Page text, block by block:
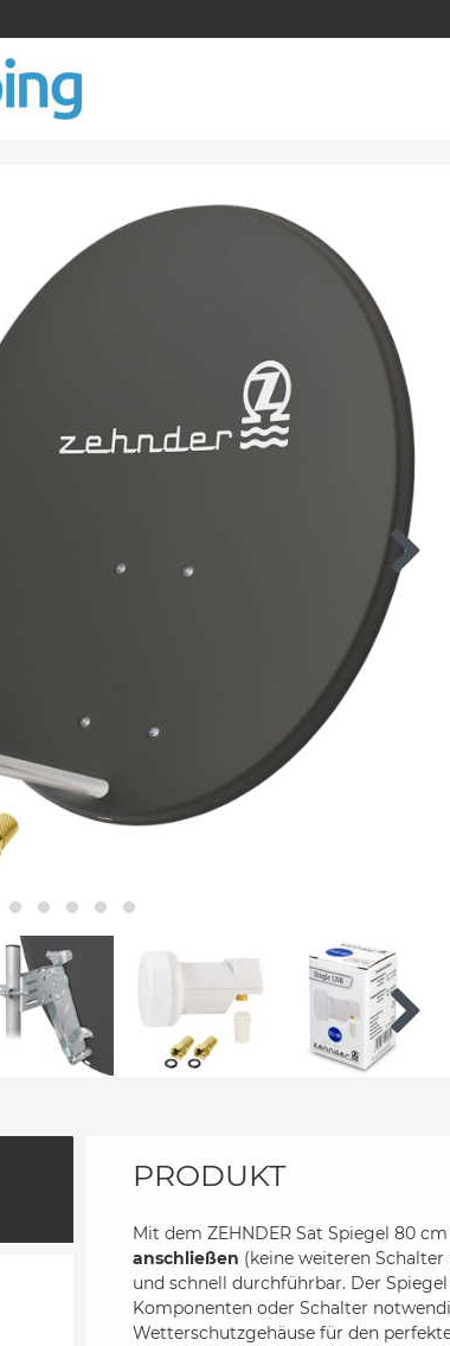
PRODUKT
Mit dem ZEHNDER Sat Spiegel 80
anschließen (keine weiteren
und schnell durchführbar. Der
Komponenten oder Schalter
Wetterschutzgehäuse für den